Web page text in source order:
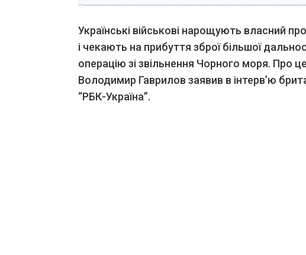
Українські військові нарощують власний
і чекають на прибуття зброї більшої
операцію зі звільнення Чорного моря. Про
Володимир Гаврилов заявив в інтерв’ю
“РБК-Україна”.